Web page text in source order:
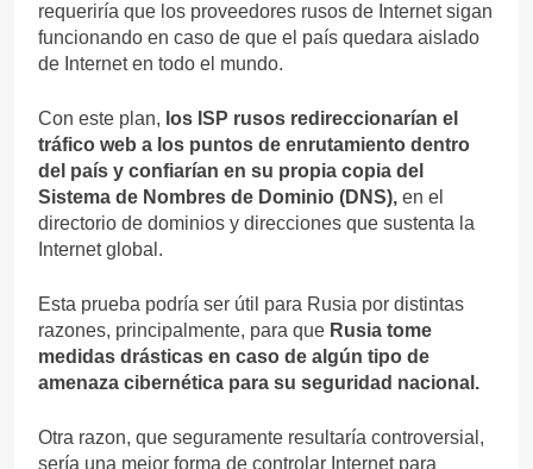
requeriría que los proveedores rusos de Internet sigan
funcionando en caso de que el país quedara aislado
de Internet en todo el mundo.
Con este plan, los ISP rusos redireccionarían el
tráfico web a los puntos de enrutamiento dentro
del país y confiarían en su propia copia del
Sistema de Nombres de Dominio (DNS), en el
directorio de dominios y direcciones que sustenta la
Internet global.
Esta prueba podría ser útil para Rusia por distintas
razones, principalmente, para que Rusia tome
medidas drásticas en caso de algún tipo de
amenaza cibernética para su seguridad nacional.
Otra razon, que seguramente resultaría controversial,
sería una mejor forma de controlar Internet para